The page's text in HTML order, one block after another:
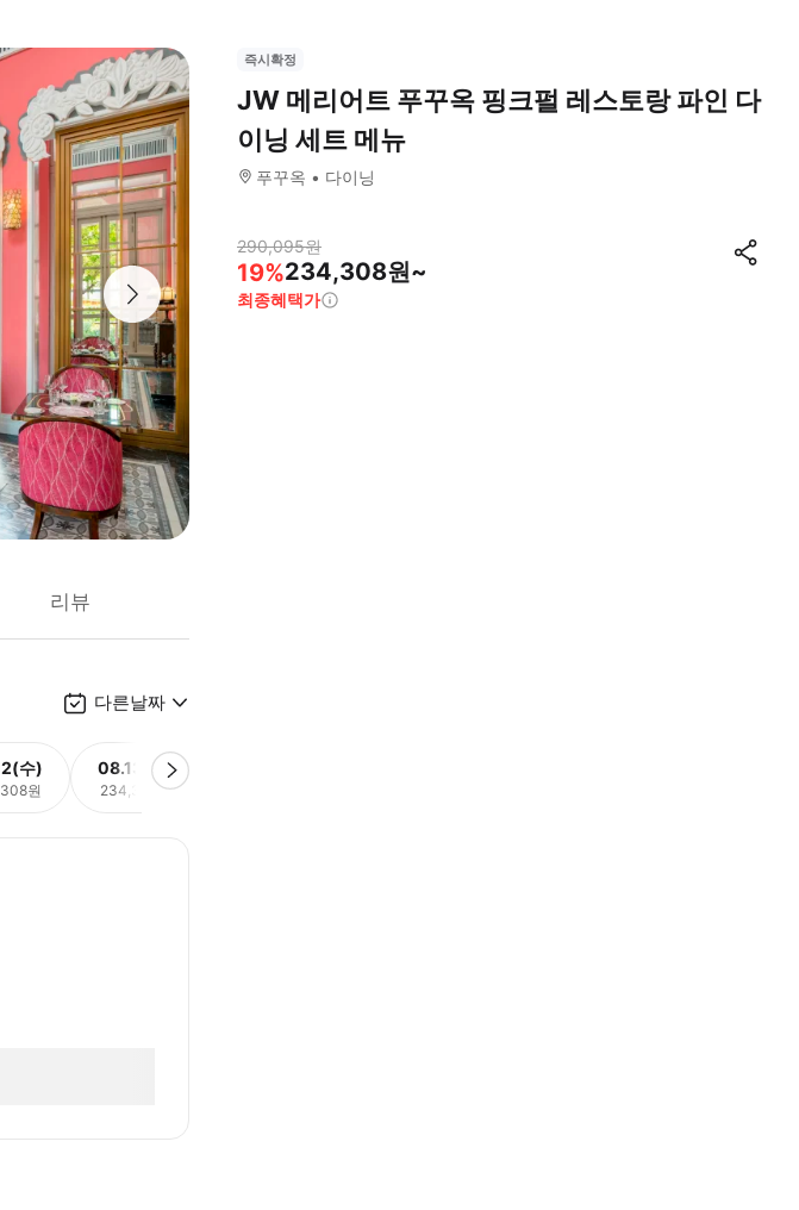
리뷰
다른날짜
수)
원
08.13(목)
234,308원
즉시확정
JW 메리어트 푸꾸옥 핑크펄 레스토랑 파인 다
이닝 세트 메뉴
푸꾸옥 다이닝
290,095원
19%234,308원~
최종혜택가